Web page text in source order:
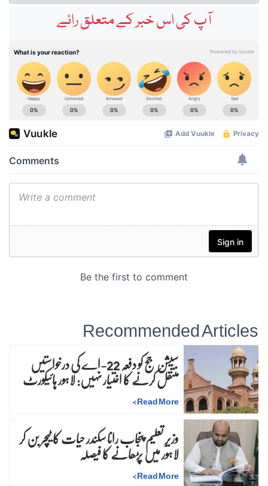
آپ کی اس خبر کے متعلق رائے
Recommended Articles
سیشن جج کو دفعہ 22-اے کی درخواستیں
منتقل کرنے کا اختیار نہیں: لاہور ہائیکورٹ
Read More
>
وزیرِ تعلیم پنجاب رانا سکندر حیات کا ٹیچر بن کر
لاہور میں پڑھانے کا فیصلہ
Read More
>